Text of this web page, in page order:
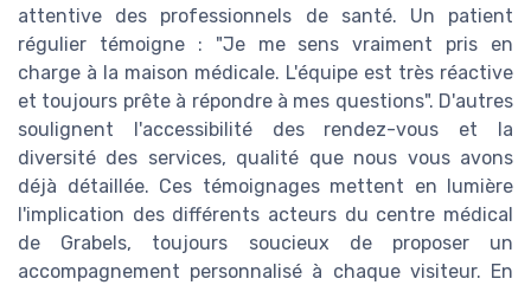
attentive des professionnels de santé. Un patient
régulier témoigne : "Je me sens vraiment pris en
charge à la maison médicale. L'équipe est très réactive
et toujours prête à répondre à mes questions". D'autres
soulignent l'accessibilité des rendez-vous et la
diversité des services, qualité que nous vous avons
déjà détaillée. Ces témoignages mettent en lumière
l'implication des différents acteurs du centre médical
de Grabels, toujours soucieux de proposer un
accompagnement personnalisé à chaque visiteur. En